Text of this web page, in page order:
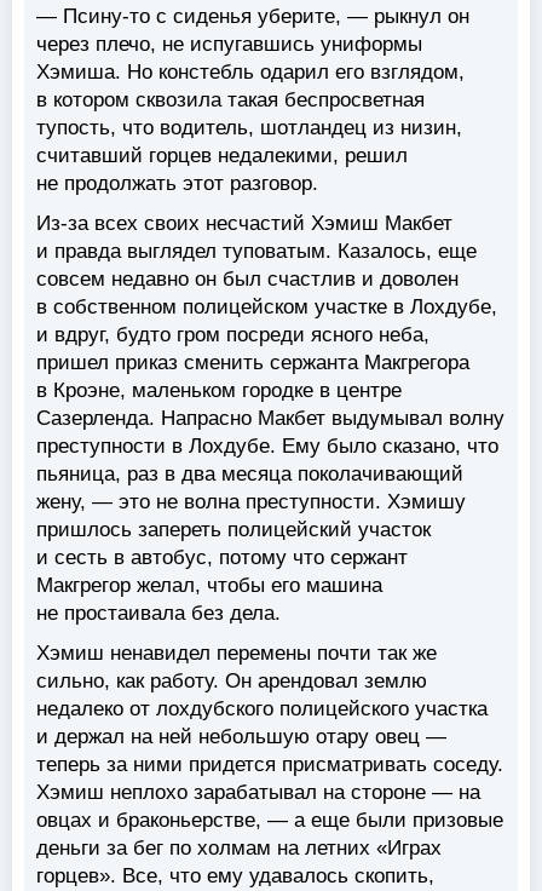
— Псину-то с сиденья уберите, — рыкнул он
через плечо, не испугавшись униформы
Хэмиша. Но констебль одарил его взглядом,
в котором сквозила такая беспросветная
тупость, что водитель, шотландец из низин,
считавший горцев недалекими, решил
не продолжать этот разговор.
Из-за всех своих несчастий Хэмиш Макбет
и правда выглядел туповатым. Казалось, еще
совсем недавно он был счастлив и доволен
в собственном полицейском участке в Лохдубе,
и вдруг, будто гром посреди ясного неба,
пришел приказ сменить сержанта Макгрегора
в Кроэне, маленьком городке в центре
Сазерленда. Напрасно Макбет выдумывал волну
преступности в Лохдубе. Ему было сказано, что
пьяница, раз в два месяца поколачивающий
жену, — это не волна преступности. Хэмишу
пришлось запереть полицейский участок
и сесть в автобус, потому что сержант
Макгрегор желал, чтобы его машина
не простаивала без дела.
Хэмиш ненавидел перемены почти так же
сильно, как работу. Он арендовал землю
недалеко от лохдубского полицейского участка
и держал на ней небольшую отару овец —
теперь за ними придется присматривать соседу.
Хэмиш неплохо зарабатывал на стороне — на
овцах и браконьерстве, — а еще были призовые
деньги за бег по холмам на летних «Играх
горцев». Все, что ему удавалось скопить,